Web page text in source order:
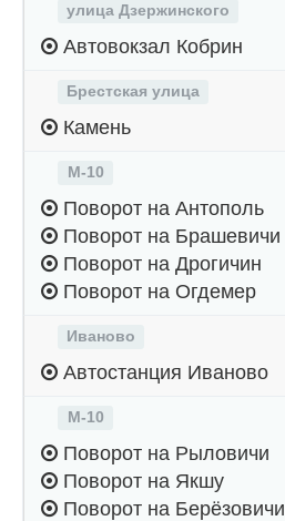
улица Дзержинского
Автовокзал Кобрин
Брестская улица
Камень
М-10
Поворот на Антополь
Поворот на Брашевичи
Поворот на Дрогичин
Поворот на Огдемер
Иваново
Автостанция Иваново
М-10
Поворот на Рыловичи
Поворот на Якшу
Поворот на Берёзовичи